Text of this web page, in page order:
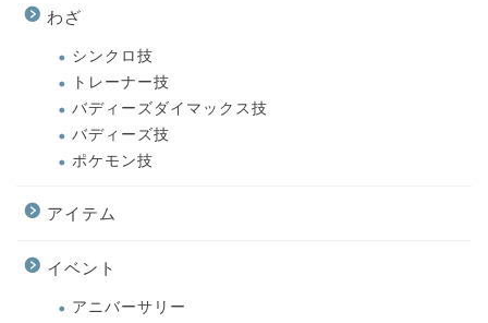
わざ
シンクロ技
トレーナー技
バディーズダイマックス技
バディーズ技
ポケモン技
アイテム
イベント
アニバーサリー